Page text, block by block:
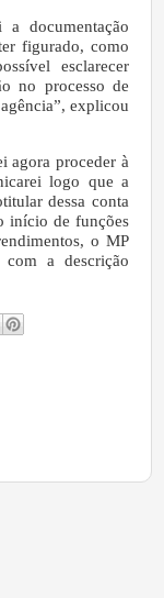
documentação
figurado, como
esclarecer
no processo de
explicou
agora proceder à
logo que a
dessa conta
início de funções
o MP
a descrição